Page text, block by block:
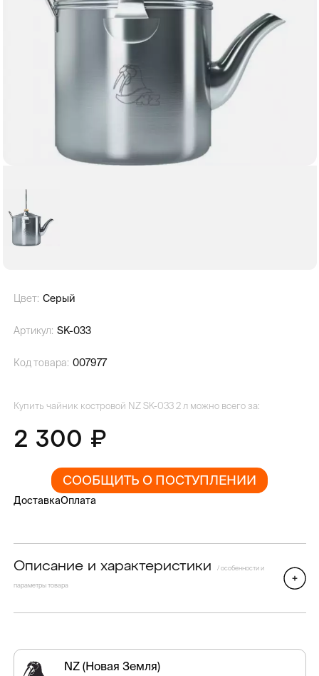
Цвет: Серый
Артикул: SK-033
Код товара: 007977
Купить чайник костровой NZ SK-033 2 л можно всего за:
2 300
СООБЩИТЬ О ПОСТУПЛЕНИИ
ДоставкаОплата
Описание и характеристики / особенности и
параметры товара
NZ (Новая Земля)